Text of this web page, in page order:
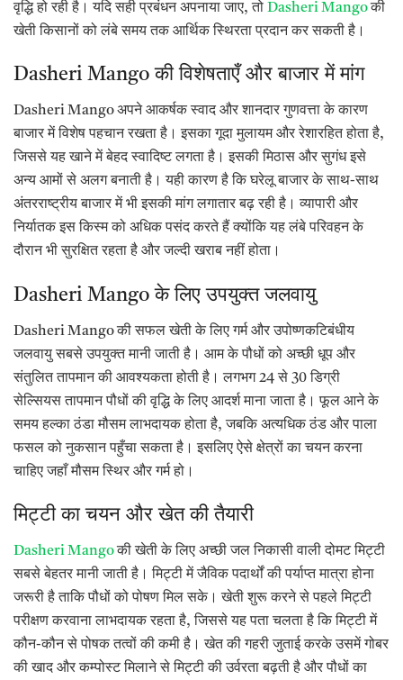
वृद्धि हो रही है। यदि सही प्रबंधन अपनाया जाए, तो Dasheri Mangoकी
खेती किसानों को लंबे समय तक आर्थिक स्थिरता प्रदान कर सकती है।
Dasheri Mango की विशेषताएँ और बाजार में मांग
Dasheri Mango अपने आकर्षक स्वाद और शानदार गुणवत्ता के कारण
बाजार में विशेष पहचान रखता है। इसका गूदा मुलायम और रेशारहित होता है,
जिससे यह खाने में बेहद स्वादिष्ट लगता है। इसकी मिठास और सुगंध इसे
अन्य आमों से अलग बनाती है। यही कारण है कि घरेलू बाजार के साथ-साथ
अंतरराष्ट्रीय बाजार में भी इसकी मांग लगातार बढ़ रही है। व्यापारी और
निर्यातक इस किस्म को अधिक पसंद करते हैं क्योंकि यह लंबे परिवहन के
दौरान भी सुरक्षित रहता है और जल्दी खराब नहीं होता।
Dasheri Mango के लिए उपयुक्त जलवायु
Dasheri Mango की सफल खेती के लिए गर्म और उपोष्णकटिबंधीय
जलवायु सबसे उपयुक्त मानी जाती है। आम के पौधों को अच्छी धूप और
संतुलित तापमान की आवश्यकता होती है। लगभग 24 से 30 डिग्री
सेल्सियस तापमान पौधों की वृद्धि के लिए आदर्श माना जाता है। फूल आने के
समय हल्का ठंडा मौसम लाभदायक होता है, जबकि अत्यधिक ठंड और पाला
फसल को नुकसान पहुँचा सकता है। इसलिए ऐसे क्षेत्रों का चयन करना
चाहिए जहाँ मौसम स्थिर और गर्म हो।
मिट्टी का चयन और खेत की तैयारी
Dasheri Mangoकी खेती के लिए अच्छी जल निकासी वाली दोमट मिट्टी
सबसे बेहतर मानी जाती है। मिट्टी में जैविक पदार्थों की पर्याप्त मात्रा होना
जरूरी है ताकि पौधों को पोषण मिल सके। खेती शुरू करने से पहले मिट्टी
परीक्षण करवाना लाभदायक रहता है, जिससे यह पता चलता है कि मिट्टी में
कौन-कौन से पोषक तत्वों की कमी है। खेत की गहरी जुताई करके उसमें गोबर
की खाद और कम्पोस्ट मिलाने से मिट्टी की उर्वरता बढ़ती है और पौधों का